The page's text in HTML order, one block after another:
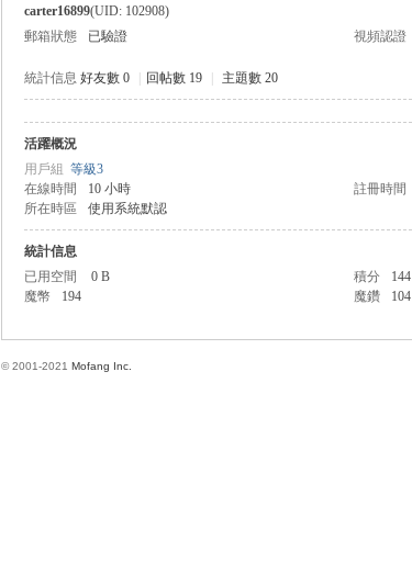
carter16899(UID: 102908)
郵箱狀態
已驗證 視頻認證
統計信息 好友數 0 回帖數 19 主題數 20
活躍概況
用戶組 等級3
在線時間
10 小時 註冊時間
所在時區
使用系統默認
統計信息
已用空間
0 B 積分 144
魔幣
194 魔鑽 104
© 2001-2021 Mofang Inc.